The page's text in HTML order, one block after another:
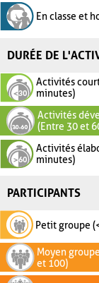
En classe et
DURÉE DE
Activités
minutes)
Activités
(Entre 30 et
Activités
minutes)
PARTICIPANTS
Petit groupe
Moyen
et 100)